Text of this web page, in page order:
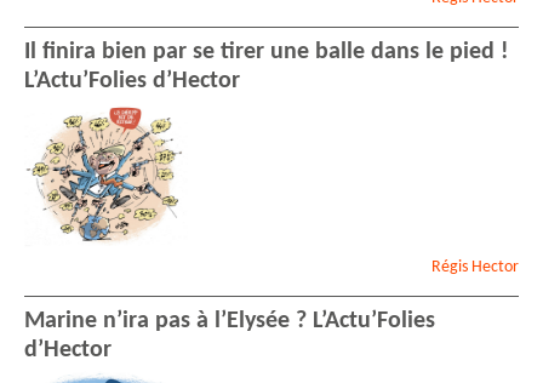
Il finira bien par se tirer une balle dans le pied !
L’Actu’Folies d’Hector
Régis Hector
Marine n’ira pas à l’Elysée ? L’Actu’Folies
d’Hector